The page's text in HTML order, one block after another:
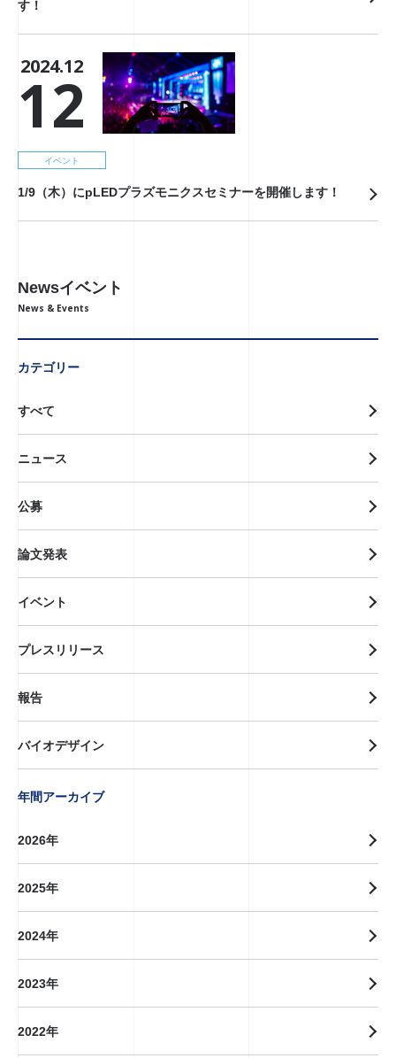
す！
2024.12
12
イベント
1/9（木）にpLEDプラズモニクスセミナーを開催します！
Newsイベント
News & Events
カテゴリー
すべて
ニュース
公募
論文発表
イベント
プレスリリース
報告
バイオデザイン
年間アーカイブ
2026年
2025年
2024年
2023年
2022年